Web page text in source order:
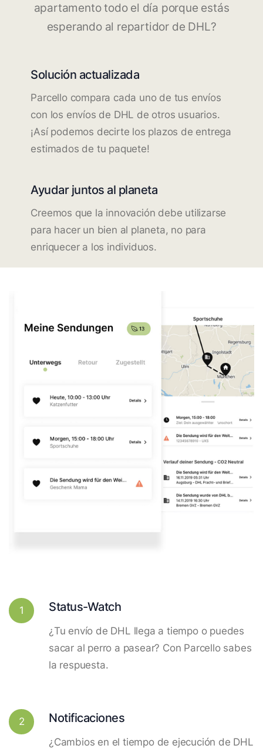
apartamento todo el día porque estás
esperando al repartidor de DHL?
Solución actualizada
Parcello compara cada uno de tus envíos
con los envíos de DHL de otros usuarios.
¡Así podemos decirte los plazos de entrega
estimados de tu paquete!
Ayudar juntos al planeta
Creemos que la innovación debe utilizarse
para hacer un bien al planeta, no para
enriquecer a los individuos.
1 Status-Watch
¿Tu envío de DHL llega a tiempo o puedes
sacar al perro a pasear? Con Parcello sabes
la respuesta.
2 Notificaciones
¿Cambios en el tiempo de ejecución de DHL